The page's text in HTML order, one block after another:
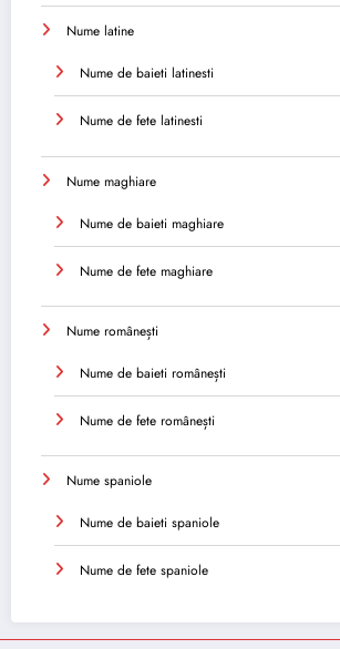
Nume latine
Nume de baieti latinesti
Nume de fete latinesti
Nume maghiare
Nume de baieti maghiare
Nume de fete maghiare
Nume românești
Nume de baieti românești
Nume de fete românești
Nume spaniole
Nume de baieti spaniole
Nume de fete spaniole